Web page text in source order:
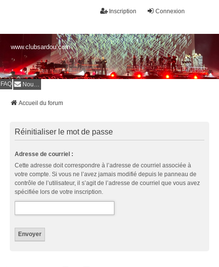
Connexion
Inscription
www.clubsardou.com
FAQ Nous contacter
Accueil du forum
Réinitialiser le mot de passe
Adresse de courriel :
Cette adresse doit correspondre à l’adresse de courriel associée à
votre compte. Si vous ne l’avez jamais modifié depuis le panneau de
contrôle de l’utilisateur, il s’agit de l’adresse de courriel que vous avez
spécifiée lors de votre inscription.